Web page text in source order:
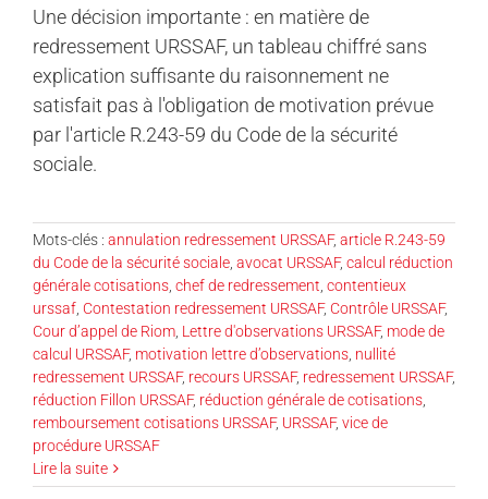
Une décision importante : en matière de
redressement URSSAF, un tableau chiffré sans
explication suffisante du raisonnement ne
satisfait pas à l'obligation de motivation prévue
par l'article R.243-59 du Code de la sécurité
sociale.
Mots-clés : annulation redressement URSSAF, article R.243-59
du Code de la sécurité sociale avocat URSSAF, calcul réduction
générale cotisations chef de redressement contentieux
urssaf Contestation redressement URSSAF, Contrôle URSSAF,
Cour d’appel de Riom Lettre d'observations URSSAF, mode de
calcul URSSAF, motivation lettre d’observations nullité
redressement URSSAF, recours URSSAF, redressement URSSAF,
réduction Fillon URSSAF, réduction générale de cotisations
remboursement cotisations URSSAF, URSSAF, vice de
procédure URSSAF
Lire la suite